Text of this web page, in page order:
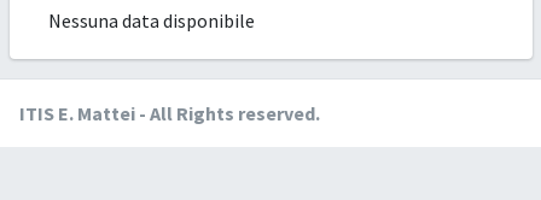
Nessuna data disponibile
ITIS E. Mattei - All Rights reserved.